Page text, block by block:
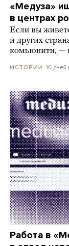
«Медуза»
в центрах
Если вы
и других
комьюнити, —
ИСТОРИИ 10 дней
Работа в